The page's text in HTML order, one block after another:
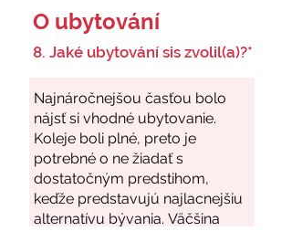
O ubytování
8. Jaké ubytování sis zvolil(a)?*